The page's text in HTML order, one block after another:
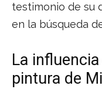
testimonio de su
en la búsqueda
La
pintura de